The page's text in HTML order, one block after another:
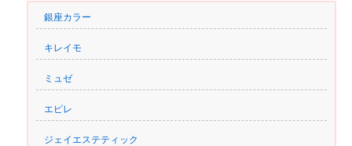
銀座カラー
キレイモ
ミュゼ
エピレ
ジェイエステティック